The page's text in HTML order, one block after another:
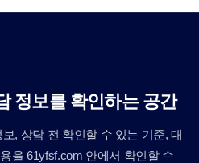
정보를 확인하는 공간
, 상담 전 확인할 수 있는 기준, 대
을 61yfsf.com 안에서 확인할 수